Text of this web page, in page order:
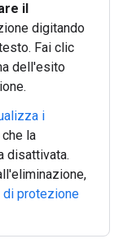
il
digitando
Fai clic
dell'esito
i
la
disattivata.
di protezione